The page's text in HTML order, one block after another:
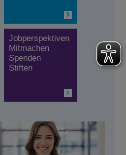
Jobperspektiven
Mitmachen
Spenden
Stiften